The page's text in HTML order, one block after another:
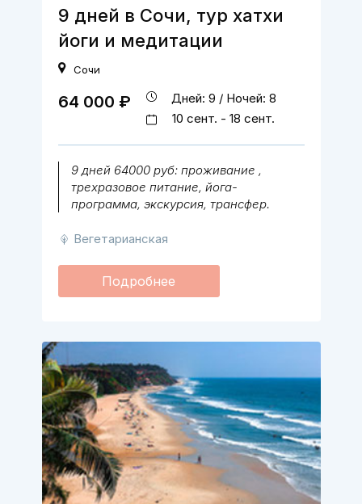
9 дней в Сочи, тур хатхи
йоги и медитации
Сочи
9 дней 64000 руб: проживание ,
трехразовое питание, йога-
программа, экскурсия, трансфер.
Вегетарианская
64 000 ₽
Дней: 9 / Ночей: 8
10 сент. - 18 сент.
Подробнее